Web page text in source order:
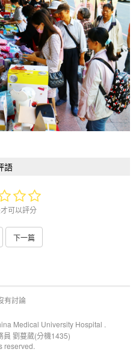
語
可以評分
下一篇
有討論
Medical University Hospital .
員 劉蔓葳(分機1435)
reserved.